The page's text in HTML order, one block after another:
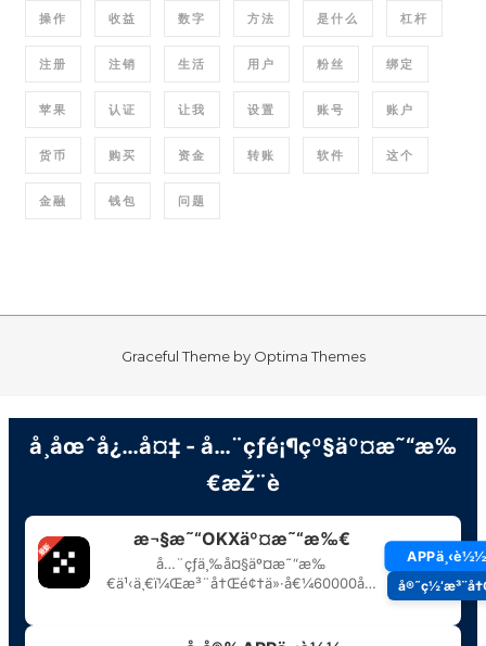
操作 收益 数字 方法 是什么 杠杆
注册 注销 生活 用户 粉丝 绑定
苹果 认证 让我 设置 账号 账户
货币 购买 资金 转账 软件 这个
金融 钱包 问题
Graceful Theme by Optima Themes